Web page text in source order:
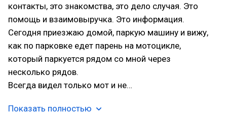
контакты, это знакомства, это дело случая. Это
помощь и взаимовыручка. Это информация.
Сегодня приезжаю домой, паркую машину и вижу,
как по парковке едет парень на мотоцикле,
который паркуется рядом со мной через
несколько рядов.
Всегда видел только мот и не…
Показать полностью